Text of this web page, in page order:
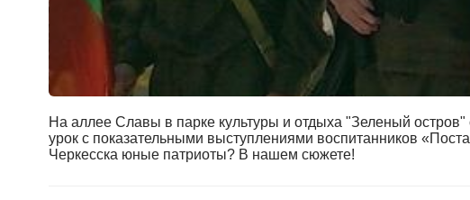
На аллее Славы в парке культуры и отдыха "Зеленый остров"
урок с показательными выступлениями воспитанников
Черкесска юные патриоты? В нашем сюжете!